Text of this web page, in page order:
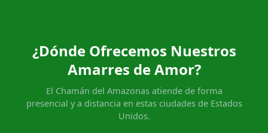
¿Dónde Ofrecemos Nuestros
Amarres de Amor?
El Chamán del Amazonas atiende de forma
presencial y a distancia en estas ciudades de Estados
Unidos.